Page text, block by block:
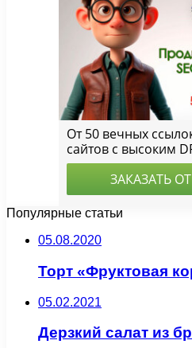
Популярные статьи
05.08.2020
Торт «Фруктовая
05.02.2021
Дерзкий салат из